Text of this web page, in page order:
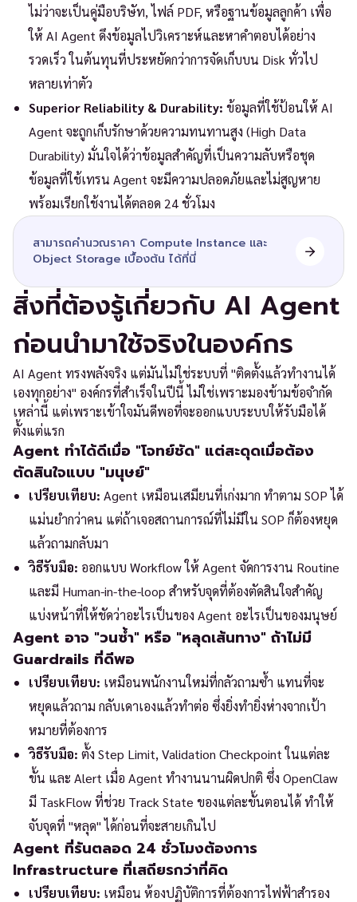
ไม่ว่าจะเป็นคู่มือบริษัท, ไฟล์ PDF, หรือฐานข้อมูลลูกค้า เพื่อ
ให้ AI Agent ดึงข้อมูลไปวิเคราะห์และหาคำตอบได้อย่าง
รวดเร็ว ในต้นทุนที่ประหยัดกว่าการจัดเก็บบน Disk ทั่วไป
หลายเท่าตัว
Superior Reliability & Durability: ข้อมูลที่ใช้ป้อนให้ AI
Agent จะถูกเก็บรักษาด้วยความทนทานสูง (High Data
Durability) มั่นใจได้ว่าข้อมูลสำคัญที่เป็นความลับหรือชุด
ข้อมูลที่ใช้เทรน Agent จะมีความปลอดภัยและไม่สูญหาย
พร้อมเรียกใช้งานได้ตลอด 24 ชั่วโมง
สามารถคำนวณราคา Compute Instance และ
Object Storage เบื้องต้น ได้ที่นี่
สิ่งที่ต้องรู้เกี่ยวกับ AI Agent
ก่อนนำมาใช้จริงในองค์กร
AI Agent ทรงพลังจริง แต่มันไม่ใช่ระบบที่ "ติดตั้งแล้วทำงานได้
เองทุกอย่าง" องค์กรที่สำเร็จในปีนี้ ไม่ใช่เพราะมองข้ามข้อจำกัด
เหล่านี้ แต่เพราะเข้าใจมันดีพอที่จะออกแบบระบบให้รับมือได้
ตั้งแต่แรก
Agent ทำได้ดีเมื่อ "โจทย์ชัด" แต่สะดุดเมื่อต้อง
ตัดสินใจแบบ "มนุษย์"
เปรียบเทียบ: Agent เหมือนเสมียนที่เก่งมาก ทำตาม SOP ได้
แม่นยำกว่าคน แต่ถ้าเจอสถานการณ์ที่ไม่มีใน SOP ก็ต้องหยุด
แล้วถามกลับมา
วิธีรับมือ: ออกแบบ Workflow ให้ Agent จัดการงาน Routine
และมี Human-in-the-loop สำหรับจุดที่ต้องตัดสินใจสำคัญ
แบ่งหน้าที่ให้ชัดว่าอะไรเป็นของ Agent อะไรเป็นของมนุษย์
Agent อาจ "วนซ้ำ" หรือ "หลุดเส้นทาง" ถ้าไม่มี
Guardrails ที่ดีพอ
เปรียบเทียบ: เหมือนพนักงานใหม่ที่กลัวถามซ้ำ แทนที่จะ
หยุดแล้วถาม กลับเดาเองแล้วทำต่อ ซึ่งยิ่งทำยิ่งห่างจากเป้า
หมายที่ต้องการ
วิธีรับมือ: ตั้ง Step Limit, Validation Checkpoint ในแต่ละ
ขั้น และ Alert เมื่อ Agent ทำงานนานผิดปกติ ซึ่ง OpenClaw
มี TaskFlow ที่ช่วย Track State ของแต่ละขั้นตอนได้ ทำให้
จับจุดที่ "หลุด" ได้ก่อนที่จะสายเกินไป
Agent ที่รันตลอด 24 ชั่วโมงต้องการ
Infrastructure ที่เสถียรกว่าที่คิด
เปรียบเทียบ: เหมือน ห้องปฏิบัติการที่ต้องการไฟฟ้าสำรอง